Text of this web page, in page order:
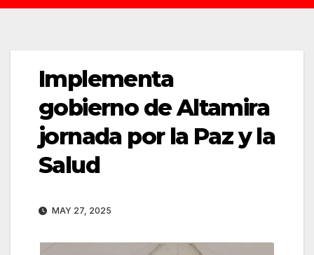
Implementa
gobierno de Altamira
jornada por la Paz y la
Salud
MAY 27, 2025